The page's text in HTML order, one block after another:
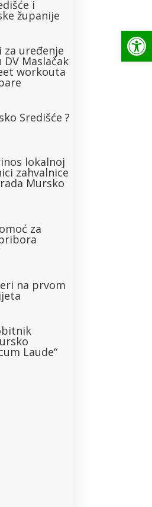
i
županije
uređenje
Maslačak
workouta
Središće ?
lokalnoj
zahvalnice
Mursko
za
na prvom
Laude“